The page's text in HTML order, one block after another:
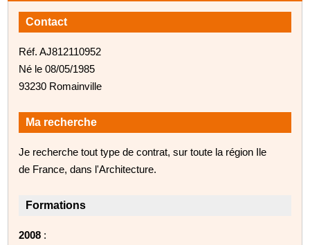
Contact
Réf. AJ812110952
Né le 08/05/1985
93230 Romainville
Ma recherche
Je recherche tout type de contrat, sur toute la région Ile
de France, dans l'Architecture.
Formations
2008 :